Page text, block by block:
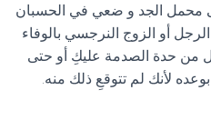
محمل الجد و ضعي في الحسبان
أو الزوج النرجسي بالوفاء
من حدة الصدمة عليكِ أو حتى
لأنك لم تتوقعِ ذلك منه.